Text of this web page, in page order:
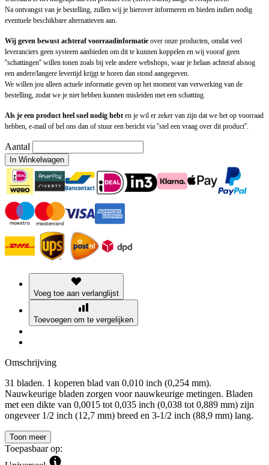
Na ontvangst van je bestelling, zullen wij je hierover informeren en bieden indien nodig
eventuele beschikbare alternatieven aan.
Wij geven bewust achteraf voorraadinformatie over onze producten, omdat veel
leveranciers geen systeem aanbieden om dit te kunnen koppelen en wij vooraf geen
''schattingen'' willen tonen zoals bij vele andere webshops, waar je helaas achteraf alsnog
een andere/langere levertijd krijgt te horen dan stond aangegeven.
We willen jou alleen actuele informatie geven op het moment van verwerking van de
bestelling, zodat we je niet hebben kunnen misleiden met een schatting.
Als je een product heel snel nodig hebt en je wil er zeker van zijn dat we het op voorraad
hebben, e-mail of bel ons dan of stuur een bericht via ''stel een vraag over dit product''.
Aantal
In Winkelwagen
Voeg toe aan verlanglijst
Toevoegen om te vergelijken
Omschrijving
31 bladen. 1 koperen blad van 0,010 inch (0,254 mm).
Nauwkeurige bladen zorgen voor nauwkeurige metingen. Bladen
met een dikte van 0,0015 tot 0,035 inch (0,038 tot 0,889 mm) zijn
ongeveer 1/2 inch (12,7 mm) breed en 3-1/2 inch (88,9 mm) lang.
Toon meer
Toepasbaar op: